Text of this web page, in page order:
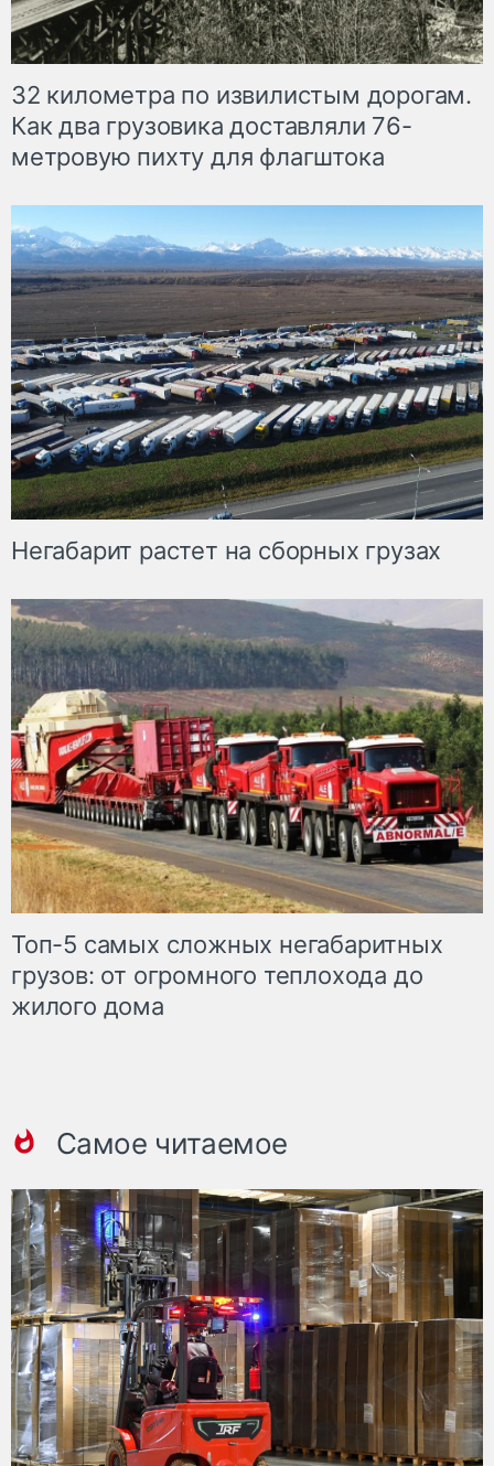
32 километра по извилистым дорогам.
Как два грузовика доставляли 76-
метровую пихту для флагштока
Негабарит растет на сборных грузах
Топ-5 самых сложных негабаритных
грузов: от огромного теплохода до
жилого дома
Самое читаемое